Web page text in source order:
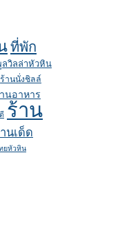
ที่พัก
วิลล่าหัวหิน
ร้านนั่งชิลล์
นอาหาร
ร้าน
นเด็ด
ยหัวหิน